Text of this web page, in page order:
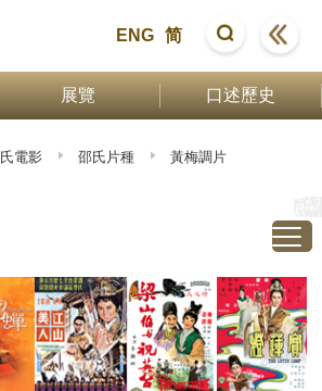
ENG 简
展覽 口述歷史
電影 邵氏片種 黃梅調片